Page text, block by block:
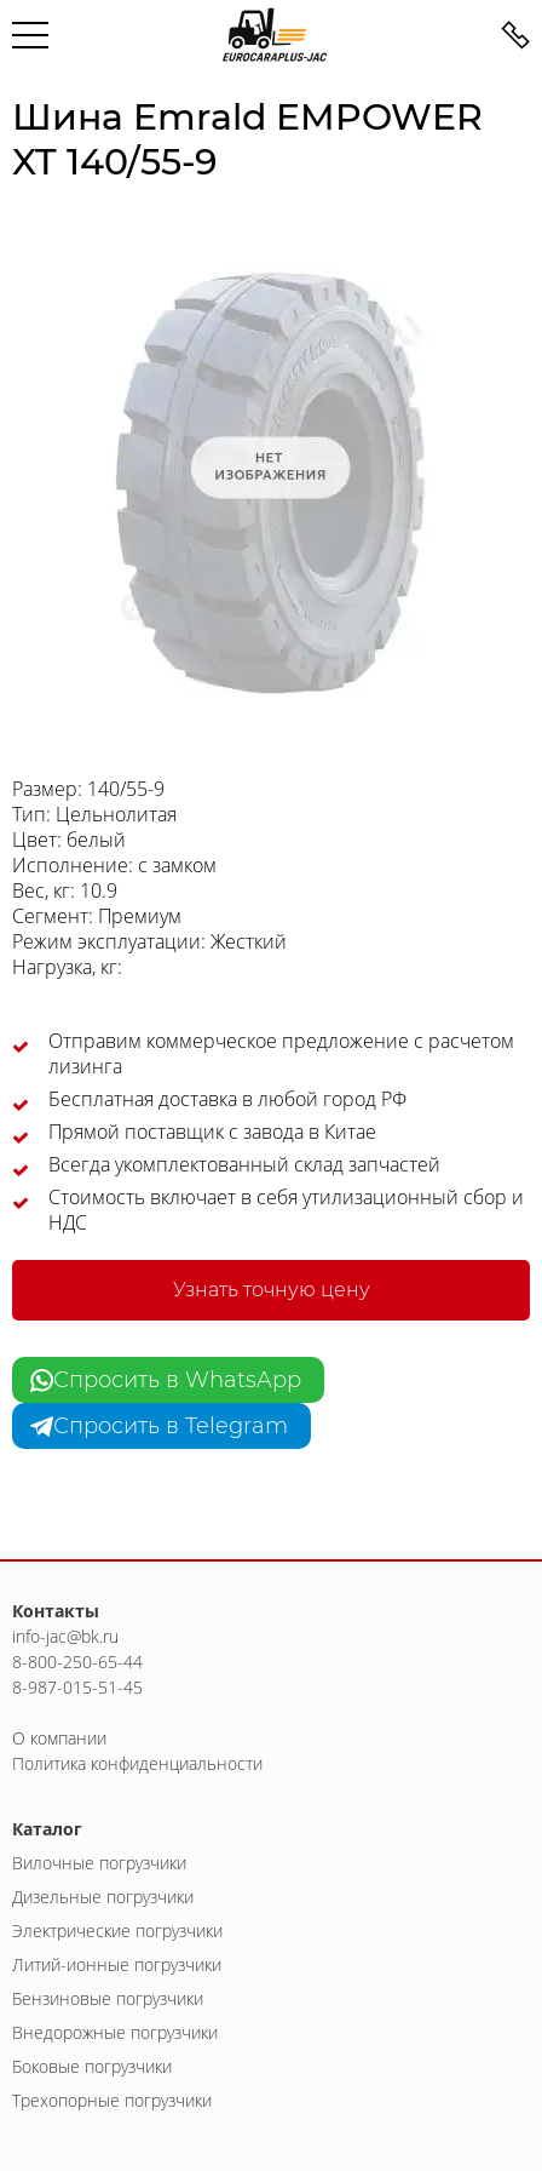
Шина Emrald EMPOWER
XT 140/55-9
Размер: 140/55-9
Тип: Цельнолитая
Цвет: белый
Исполнение: с замком
Вес, кг: 10.9
Сегмент: Премиум
Режим эксплуатации: Жесткий
Нагрузка, кг:
Отправим коммерческое предложение с расчетом
лизинга
Бесплатная доставка в любой город РФ
Прямой поставщик с завода в Китае
Всегда укомплектованный склад запчастей
Стоимость включает в себя утилизационный сбор и
НДС
Узнать точную цену
Спросить в WhatsApp
Спросить в Telegram
Контакты
info-jac@bk.ru
8-800-250-65-44
8-987-015-51-45
О компании
Политика конфиденциальности
Каталог
Вилочные погрузчики
Дизельные погрузчики
Электрические погрузчики
Литий-ионные погрузчики
Бензиновые погрузчики
Внедорожные погрузчики
Боковые погрузчики
Трехопорные погрузчики